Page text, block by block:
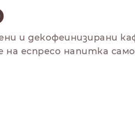
и декофеинизирани
еспресо напитка